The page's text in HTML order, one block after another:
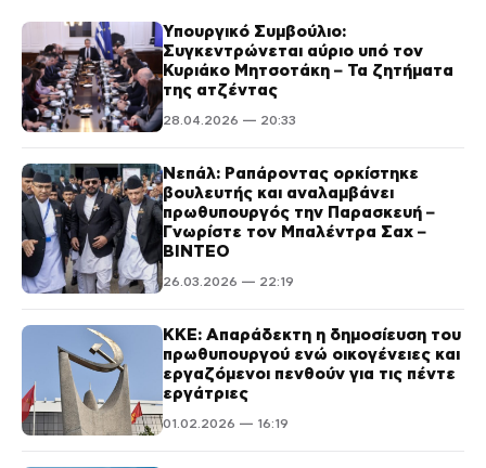
Υπουργικό Συμβούλιο:
Συγκεντρώνεται αύριο υπό τον
Κυριάκο Μητσοτάκη – Τα ζητήματα
της ατζέντας
28.04.2026 — 20:33
Νεπάλ: Ραπάροντας ορκίστηκε
βουλευτής και αναλαμβάνει
πρωθυπουργός την Παρασκευή –
Γνωρίστε τον Μπαλέντρα Σαχ –
ΒΙΝΤΕΟ
26.03.2026 — 22:19
ΚΚΕ: Απαράδεκτη η δημοσίευση του
πρωθυπουργού ενώ οικογένειες και
εργαζόμενοι πενθούν για τις πέντε
εργάτριες
01.02.2026 — 16:19